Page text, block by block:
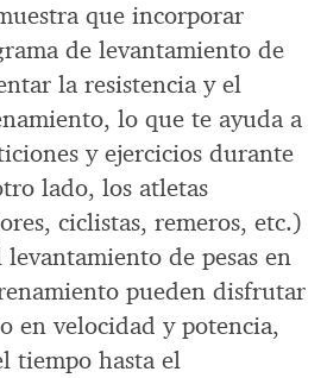
que incorporar
de levantamiento de
la resistencia y el
lo que te ayuda a
y ejercicios durante
lado, los atletas
ciclistas, remeros, etc.)
de pesas en
pueden disfrutar
en velocidad y potencia,
tiempo hasta el